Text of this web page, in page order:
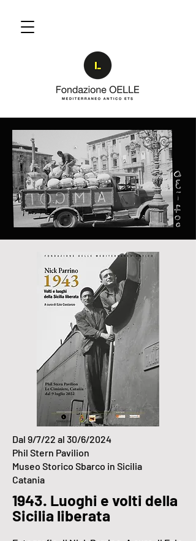
Dal 9/7/22 al 30/6/2024
Phil Stern Pavilion
Museo Storico Sbarco in Sicilia
Catania
1943. Luoghi e volti della
Sicilia liberata